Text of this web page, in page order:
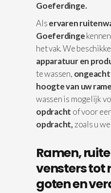
Goeferdinge.
Alservaren
Goeferdinge
het vak. We
apparatuuren
te wassen,
hoogte van uw
wassen is mogelijk
opdracht of voor
opdracht, zoals u
Ramen,
vensters tot
goten en